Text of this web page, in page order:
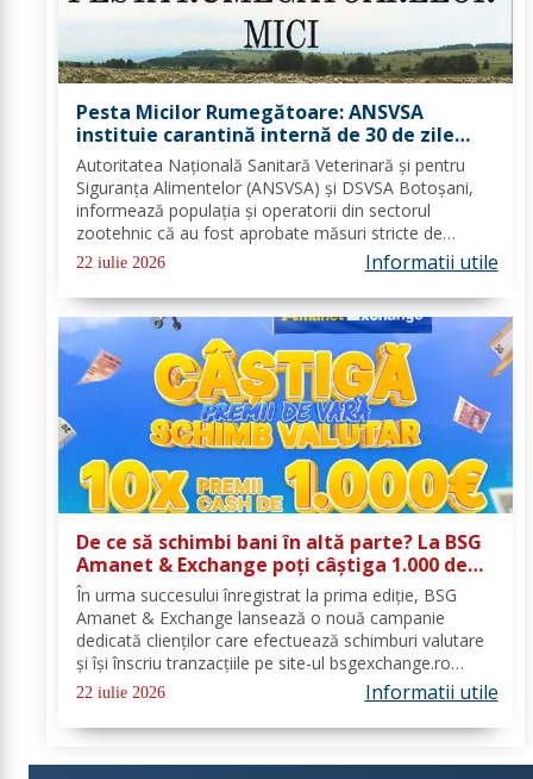
Pesta Micilor Rumegătoare: ANSVSA
instituie carantină internă de 30 de zile
pentru ovine și caprine
Autoritatea Națională Sanitară Veterinară și pentru
Siguranța Alimentelor (ANSVSA) și DSVSA Botoșani,
informează populația și operatorii din sectorul
zootehnic că au fost aprobate măsuri stricte de
urgență pe întreg teritoriul României. Decizia nr. 1,
emisă de Comitetul Național pentru Situații de...
22 iulie 2026 Informatii utile
De ce să schimbi bani în altă parte? La BSG
Amanet & Exchange poți câștiga 1.000 de
euro cash!
În urma succesului înregistrat la prima ediție, BSG
Amanet & Exchange lansează o nouă campanie
dedicată clienților care efectuează schimburi valutare
și își înscriu tranzacțiile pe site-ul bsgexchange.ro
Operațiunile pot fi realizate în agenții în perioada 20
22 iulie 2026 Informatii utile